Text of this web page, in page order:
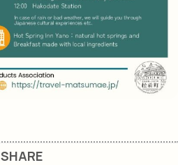
SHARE